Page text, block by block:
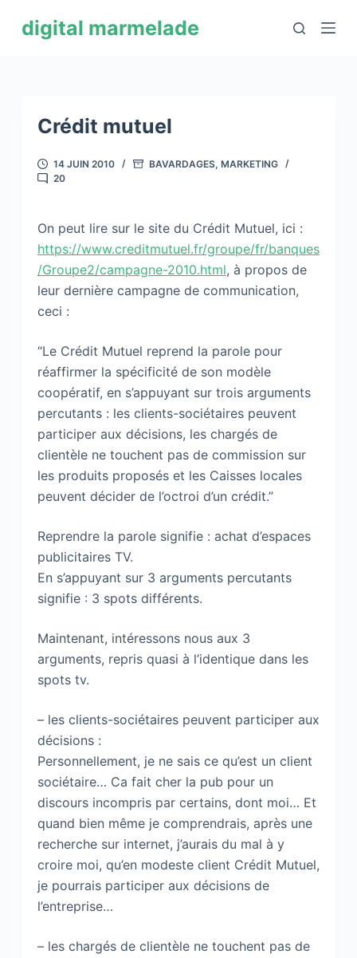
digital marmelade
Crédit mutuel
14 JUIN 2010 BAVARDAGES, MARKETING
20
On peut lire sur le site du Crédit Mutuel, ici :
https://www.creditmutuel.fr/groupe/fr/banques
/Groupe2/campagne-2010.html, à propos de
leur dernière campagne de communication,
ceci :
“Le Crédit Mutuel reprend la parole pour
réaffirmer la spécificité de son modèle
coopératif, en s’appuyant sur trois arguments
percutants : les clients-sociétaires peuvent
participer aux décisions, les chargés de
clientèle ne touchent pas de commission sur
les produits proposés et les Caisses locales
peuvent décider de l’octroi d’un crédit.”
Reprendre la parole signifie : achat d’espaces
publicitaires TV.
En s’appuyant sur 3 arguments percutants
signifie : 3 spots différents.
Maintenant, intéressons nous aux 3
arguments, repris quasi à l’identique dans les
spots tv.
– les clients-sociétaires peuvent participer aux
décisions :
Personnellement, je ne sais ce qu’est un client
sociétaire… Ca fait cher la pub pour un
discours incompris par certains, dont moi… Et
quand bien même je comprendrais, après une
recherche sur internet, j’aurais du mal à y
croire moi, qu’en modeste client Crédit Mutuel,
je pourrais participer aux décisions de
l’entreprise…
– les chargés de clientèle ne touchent pas de